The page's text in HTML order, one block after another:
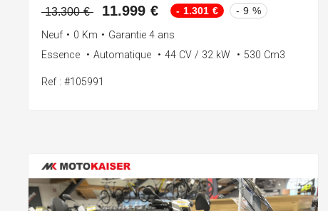
13.300 € 11.999 € - 1.301 € - 9 %
Neuf • 0 Km • Garantie 4 ans
Essence
• Automatique • 44 CV / 32 kW • 530 Cm3
Ref : #105991